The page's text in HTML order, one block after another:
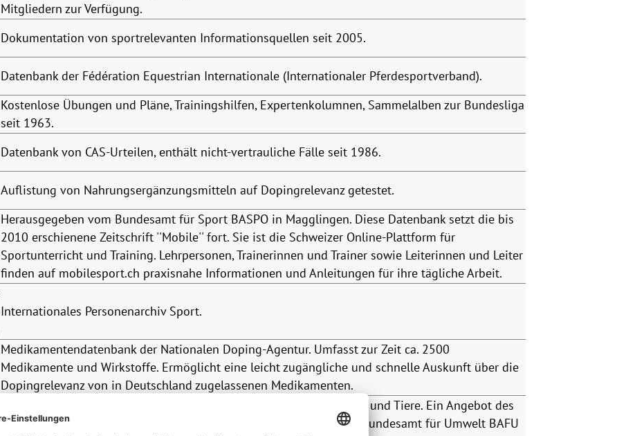
Mitgliedern zur Verfügung.
Dokumentation von sportrelevanten Informationsquellen seit 2005.
Datenbank der Fédération Equestrian Internationale (Internationaler Pferdesportverband).
Kostenlose Übungen und Pläne, Trainingshilfen, Expertenkolumnen, Sammelalben zur Bundesliga
seit 1963.
Datenbank von CAS-Urteilen, enthält nicht-vertrauliche Fälle seit 1986.
Auflistung von Nahrungsergänzungsmitteln auf Dopingrelevanz getestet.
Herausgegeben vom Bundesamt für Sport BASPO in Magglingen. Diese Datenbank setzt die bis
2010 erschienene Zeitschrift ''Mobile'' fort. Sie ist die Schweizer Online-Plattform für
Sportunterricht und Training. Lehrpersonen, Trainerinnen und Trainer sowie Leiterinnen und Leiter
finden auf mobilesport.ch praxisnahe Informationen und Anleitungen für ihre tägliche Arbeit.
Internationales Personenarchiv Sport.
Medikamentendatenbank der Nationalen Doping-Agentur. Umfasst zur Zeit ca. 2500
Medikamente und Wirkstoffe. Ermöglicht eine leicht zugängliche und schnelle Auskunft über die
Dopingrelevanz von in Deutschland zugelassenen Medikamenten.
Informationen zu Auswirkungen von Sport und Freizeit auf Pflanzen und Tiere. Ein Angebot des
Bundesamtes für Naturschutz BfN (D) in Zusammenarbeit mit dem Bundesamt für Umwelt BAFU